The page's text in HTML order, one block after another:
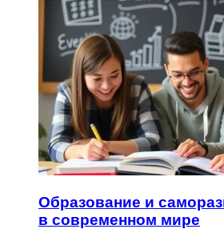
Образование и
в современном мире